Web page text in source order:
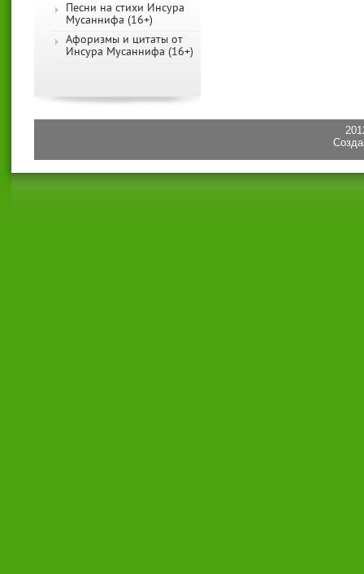
Песни на стихи Инсура
Мусаннифа (16+)
Афоризмы и цитаты от
Инсура Мусаннифа (16+)